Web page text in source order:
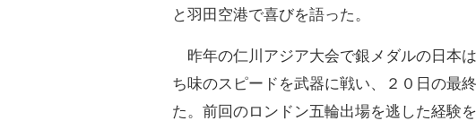
と羽田空港で喜びを語った。
昨年の仁川アジア大会で銀メダルの日本
ち味のスピードを武器に戦い、２０日の最
た。前回のロンドン五輪出場を逃した経験